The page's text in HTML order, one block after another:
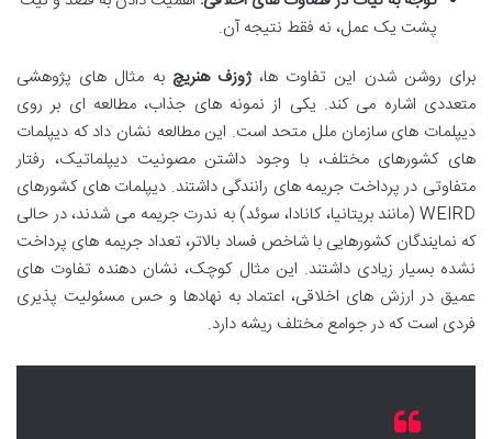
پشت یک عمل، نه فقط نتیجه آن.
برای روشن شدن این تفاوت ها،ژوزف هنریچ به مثال های پژوهشی
متعددی اشاره می کند. یکی از نمونه های جذاب، مطالعه ای بر روی
دیپلمات های سازمان ملل متحد است. این مطالعه نشان داد که دیپلمات
های کشورهای مختلف، با وجود داشتن مصونیت دیپلماتیک، رفتار
متفاوتی در پرداخت جریمه های رانندگی داشتند. دیپلمات های کشورهای
WEIRD (مانند بریتانیا، کانادا، سوئد) به ندرت جریمه می شدند، در حالی
که نمایندگان کشورهایی با شاخص فساد بالاتر، تعداد جریمه های پرداخت
نشده بسیار زیادی داشتند. این مثال کوچک، نشان دهنده تفاوت های
عمیق در ارزش های اخلاقی، اعتماد به نهادها و حس مسئولیت پذیری
فردی است که در جوامع مختلف ریشه دارد.